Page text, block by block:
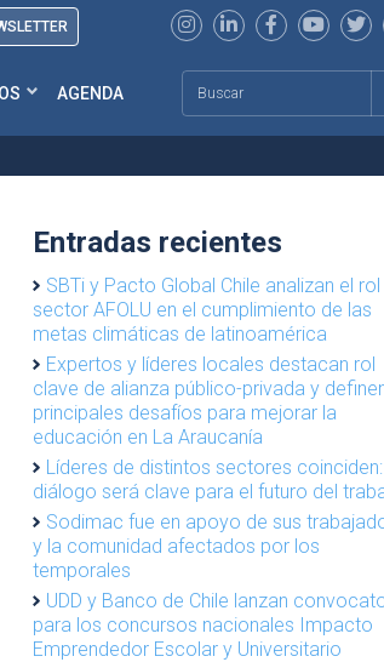
AGENDA
Entradas recientes
SBTi y Pacto Global Chile analizan el rol
sector AFOLU en el cumplimiento de las
metas climáticas de latinoamérica
Expertos y líderes locales destacan rol
clave de alianza público-privada y
principales desafíos para mejorar la
educación en La Araucanía
Líderes de distintos sectores
diálogo será clave para el futuro del
Sodimac fue en apoyo de sus
y la comunidad afectados por los
temporales
UDD y Banco de Chile lanzan
para los concursos nacionales Impacto
Emprendedor Escolar y Universitario